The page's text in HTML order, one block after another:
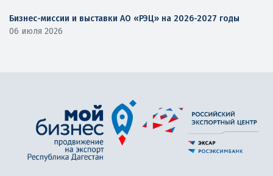
Бизнес-миссии и выставки АО «РЭЦ» на 2026-2027 годы
06 июля 2026